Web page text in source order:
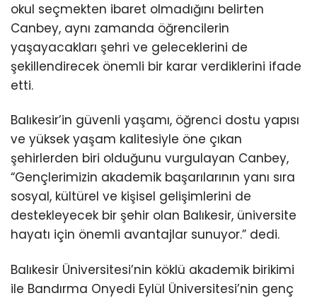
okul seçmekten ibaret olmadığını belirten
Canbey, aynı zamanda öğrencilerin
yaşayacakları şehri ve geleceklerini de
şekillendirecek önemli bir karar verdiklerini ifade
etti.
Balıkesir’in güvenli yaşamı, öğrenci dostu yapısı
ve yüksek yaşam kalitesiyle öne çıkan
şehirlerden biri olduğunu vurgulayan Canbey,
“Gençlerimizin akademik başarılarının yanı sıra
sosyal, kültürel ve kişisel gelişimlerini de
destekleyecek bir şehir olan Balıkesir, üniversite
hayatı için önemli avantajlar sunuyor.” dedi.
Balıkesir Üniversitesi’nin köklü akademik birikimi
ile Bandırma Onyedi Eylül Üniversitesi’nin genç